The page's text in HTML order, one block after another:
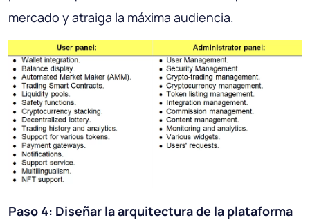
mercado y atraiga la máxima audiencia.
Paso 4: Diseñar la arquitectura de la plataforma